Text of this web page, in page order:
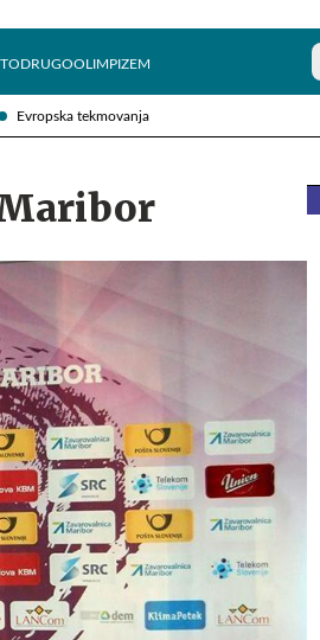
Evropska tekmovanja
DRUGOOLIMPIZEM